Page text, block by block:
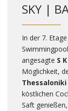
SKY |
In der 7.
angesagte S
Möglichkeit,
Thessaloniki
köstlichen
Saft